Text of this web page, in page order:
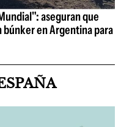
aseguran que
en Argentina para